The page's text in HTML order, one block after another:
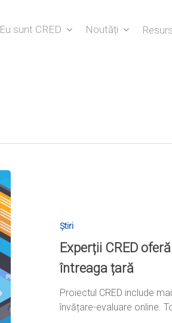
Eu sunt CRED Noutăți
Știri
Experții CRED
întreaga țară
Proiectul CRED include
învățare-evaluare online.